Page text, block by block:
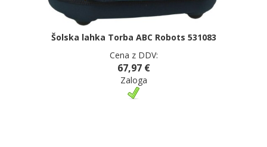
Šolska lahka Torba ABC Robots 531083
Cena z DDV:
67,97 €
Zaloga